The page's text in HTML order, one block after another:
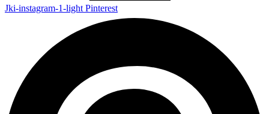
Jki-instagram-1-light Pinterest